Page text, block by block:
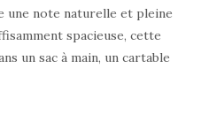
note naturelle et pleine
spacieuse, cette
un sac à main, un cartable